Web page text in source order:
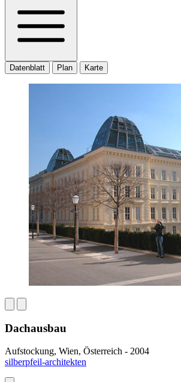
Datenblatt Plan Karte
Dachausbau
Aufstockung, Wien, Österreich - 2004
silberpfeil-architekten